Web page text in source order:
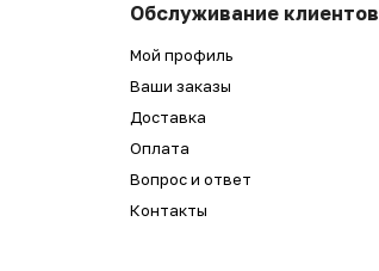
Обслуживание клиентов
Мой профиль
Ваши заказы
Доставка
Оплата
Вопрос и ответ
Контакты